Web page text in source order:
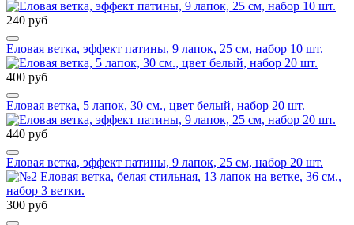
240 руб
Еловая ветка, эффект патины, 9 лапок, 25 см, набор 10 шт.
400 руб
Еловая ветка, 5 лапок, 30 см., цвет белый, набор 20 шт.
440 руб
Еловая ветка, эффект патины, 9 лапок, 25 см, набор 20 шт.
300 руб